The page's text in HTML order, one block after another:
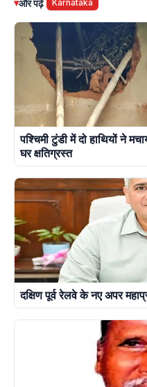
▾और पढ़ें Karnataka
पश्चिमी टुंडी में दो हाथियों ने
घर क्षतिग्रस्त
दक्षिण पूर्व रेलवे के नए अपर